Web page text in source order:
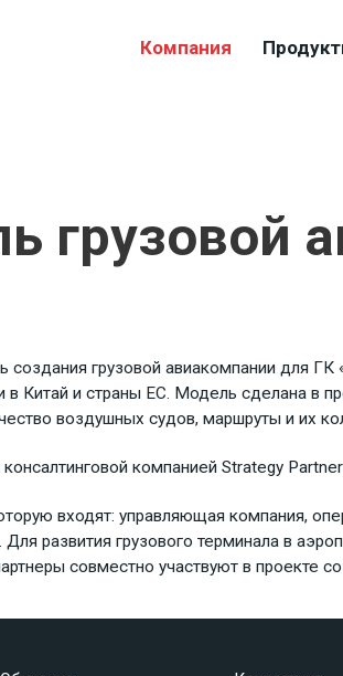
Компания
грузовой
грузовой авиакомпании для
в Китай и страны ЕС. Модель сделана в
воздушных судов, маршруты и их
компанией Strategy
входят: управляющая компания,
развития грузового терминала в
совместно участвуют в проекте